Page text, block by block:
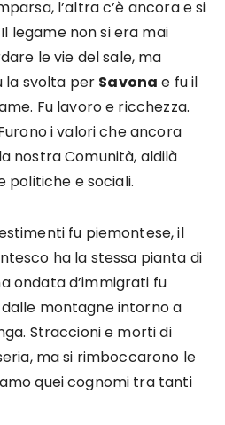
l’altra c’è ancora e si
legame non si era mai
le vie del sale, ma
la svolta per Savona e fu il
Fu lavoro e ricchezza.
i valori che ancora
nostra Comunità, aldilà
politiche e sociali.
fu piemontese, il
ha la stessa pianta di
ondata d’immigrati fu
montagne intorno a
Straccioni e morti di
ma si rimboccarono le
quei cognomi tra tanti